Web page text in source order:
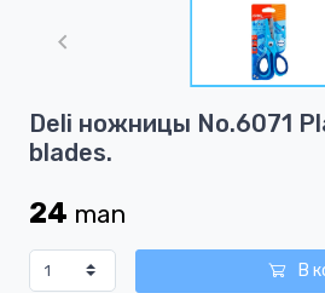
1
of
Deli ножницы No.6071
blades.
24 man
В